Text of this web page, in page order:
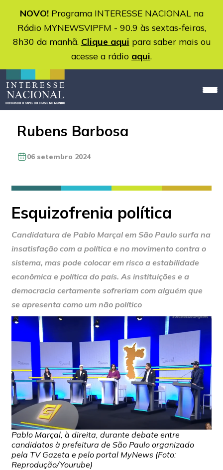
NOVO!Programa INTERESSE NACIONAL na
Rádio MYNEWSVIPFM - 90.9 às sextas-feiras,
8h30 da manhã. Clique aqui para saber mais ou
acesse a rádio aqui.
Rubens Barbosa
06 setembro 2024
Esquizofrenia política
Candidatura de Pablo Marçal em São Paulo surfa na
insatisfação com a política e no movimento contra o
sistema, mas pode colocar em risco a estabilidade
econômica e política do país. As instituições e a
democracia certamente sofreriam com alguém que
se apresenta como um não político
Pablo Marçal, à direita, durante debate entre
candidatos à prefeitura de São Paulo organizado
pela TV Gazeta e pelo portal MyNews (Foto:
Reprodução/Yourube)